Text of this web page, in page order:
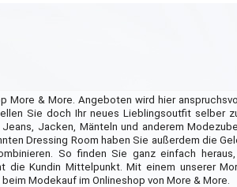
More & More. Angeboten wird hier
Sie doch Ihr neues Lieblingsoutfit selber
Jacken, Mänteln und anderem
Dressing Room haben Sie außerdem die
So finden Sie ganz einfach
die Kundin Mittelpunkt. Mit einem unserer
Modekauf im Onlineshop von More & More.